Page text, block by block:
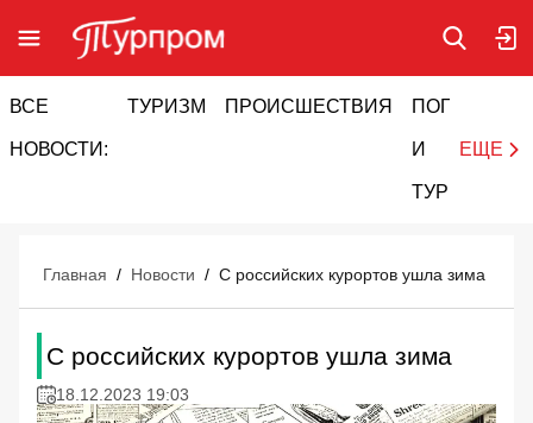
ВСЕ
НОВОСТИ:
ТУРИЗМ ПРОИСШЕСТВИЯ ПОГОДА
И
ТУРИЗМ
ЕЩЕ
Главная / Новости / С российских курортов ушла зима
С российских курортов ушла зима
18.12.2023 19:03